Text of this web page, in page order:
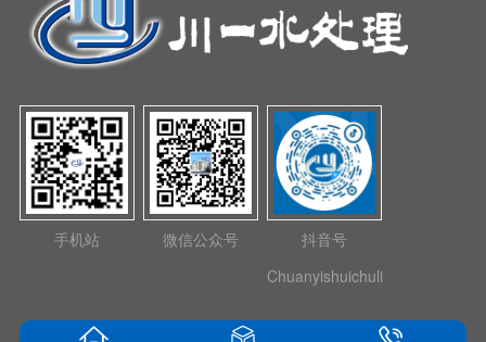
手机站 微信公众号
抖音号
Chuanyishuichuli